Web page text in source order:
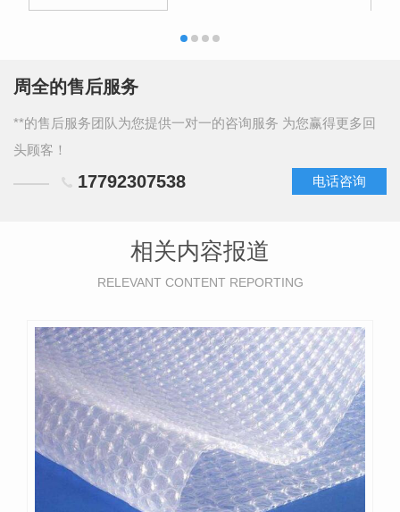
周全的售后服务
**的售后服务团队为您提供一对一的咨询服务 为您赢得更多回
头顾客！
17792307538 电话咨询
相关内容报道
RELEVANT CONTENT REPORTING